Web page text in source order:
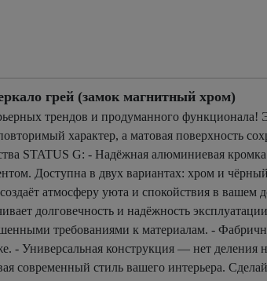
грей (замок магнитный хром)
трендов и продуманного функционала!
характер, а матовая поверхность
STATUS G: - Надёжная алюминиевая
Доступна в двух вариантах: хром и
атмосферу уюта и спокойствия в вашем
долговечность и надёжность
требованиями к материалам. -
- Универсальная конструкция — нет деления
современный стиль вашего интерьера.